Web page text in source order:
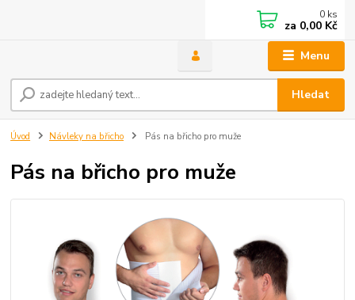
Menu
Hledat
0 ks
za 0,00 Kč
Úvod Návleky na břicho Pás na břicho pro muže
Pás na břicho pro muže